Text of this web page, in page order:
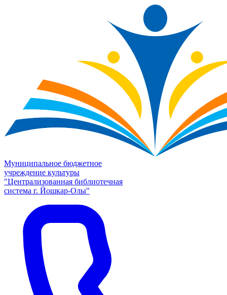
Муниципальное бюджетное
учреждение культуры
"Централизованная библиотечная
система г. Йошкар-Олы"